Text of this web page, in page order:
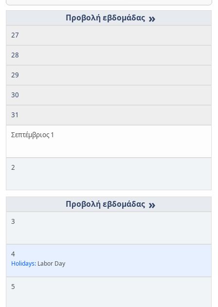
»
27
28
29
30
31
Σεπτέμβριος 1
2
»
3
4
Holidays: Labor Day
5